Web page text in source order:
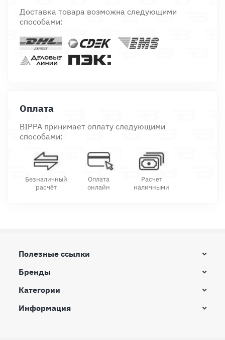
Доставка товара возможна следующими
способами:
Оплата
BIPPA принимает оплату следующими
способами:
Безналичный
расчёт
Оплата
онлайн
Расчет
наличными
Полезные ссылки
Бренды
Категории
Информация